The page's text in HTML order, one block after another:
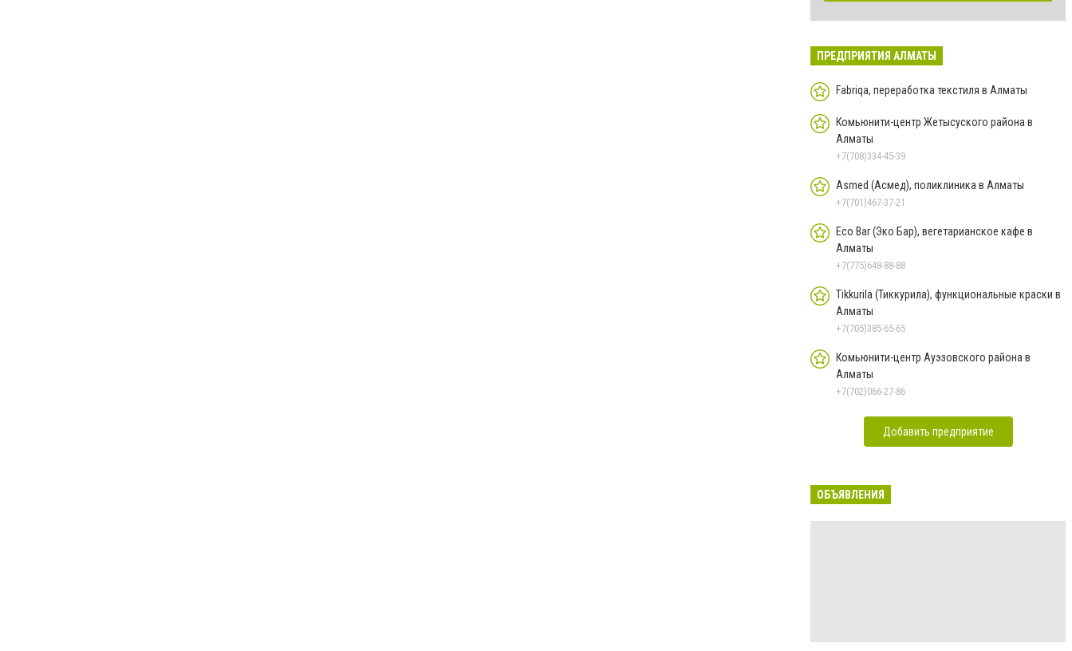
ПРЕДПРИЯТИЯ АЛМАТЫ
Fabriqa, переработка текстиля в Алматы
Комьюнити-центр Жетысуского района в
Алматы
+7(708)334-45-39
Asmed (Асмед), поликлиника в Алматы
+7(701)467-37-21
Eco Bar (Эко Бар), вегетарианское кафе в
Алматы
+7(775)648-88-88
Tikkurila (Тиккурила), функциональные краски в
Алматы
+7(705)385-65-65
Комьюнити-центр Ауэзовского района в
Алматы
+7(702)066-27-86
Добавить предприятие
ОБЪЯВЛЕНИЯ